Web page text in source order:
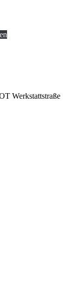
Werkstattstraße